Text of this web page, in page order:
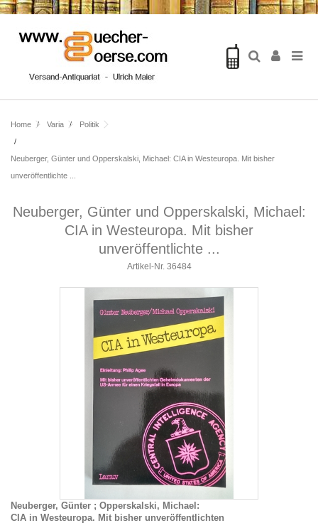
Home Varia Politik
Neuberger, Günter und Opperskalski, Michael: CIA in Westeuropa. Mit bisher
unveröffentlichte ...
Neuberger, Günter und Opperskalski, Michael:
CIA in Westeuropa. Mit bisher
unveröffentlichte ...
Artikel-Nr. 36484
Neuberger, Günter ; Opperskalski, Michael:
CIA in Westeuropa. Mit bisher unveröffentlichten